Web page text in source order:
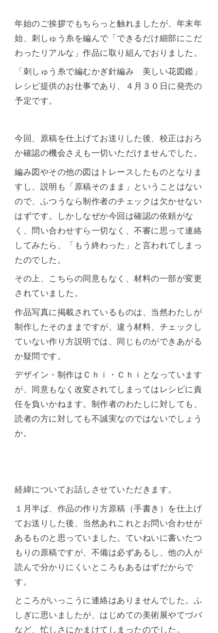
年始のご挨拶でもちらっと触れましたが、年末年
始、刺しゅう糸を編んで「できるだけ細部にこだ
わったリアルな」作品に取り組んでおりました。
「刺しゅう糸で編むかぎ針編み 美しい花図鑑」
レシピ提供のお仕事であり、４月３０日に発売の
予定です。
今回、原稿を仕上げてお送りした後、校正はおろ
か確認の機会さえも一切いただけませんでした。
編み図やその他の図はトレースしたものとなりま
すし、説明も「原稿そのまま」ということはない
ので、ふつうなら制作者のチェックは欠かせない
はずです。しかしなぜか今回は確認の依頼がな
く、問い合わせすら一切なく、不審に思って連絡
してみたら、「もう終わった」と言われてしまっ
たのでした。
その上、こちらの同意もなく、材料の一部が変更
されていました。
作品写真に掲載されているものは、当然わたしが
制作したそのままですが、違う材料、チェックし
ていない作り方説明では、同じものができあがる
か疑問です。
デザイン・制作はＣｈｉ・Ｃｈｉとなっています
が、同意もなく改変されてしまってはレシピに責
任を負いかねます。制作者のわたしに対しても、
読者の方に対しても不誠実なのではないでしょう
か。
経緯についてお話しさせていただきます。
１月半ば、作品の作り方原稿（手書き）を仕上げ
てお送りした後、当然あれこれとお問い合わせが
あるものと思っていました。ていねいに書いたつ
もりの原稿ですが、不備は必ずあるし、他の人が
読んで分かりにくいところもあるはずだからで
す。
ところがいっこうに連絡はありませんでした。ふ
しぎに思いましたが、はじめての美術展やてづバ
など、忙しさにかまけてしまったのでした。